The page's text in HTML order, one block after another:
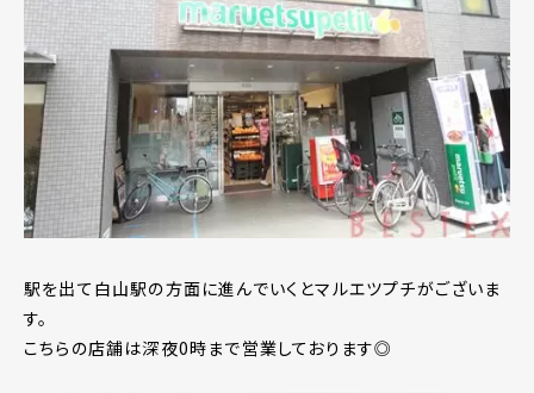
駅を出て白山駅の方面に進んでいくとマルエツプチがございま
す。
こちらの店舗は深夜0時まで営業しております◎